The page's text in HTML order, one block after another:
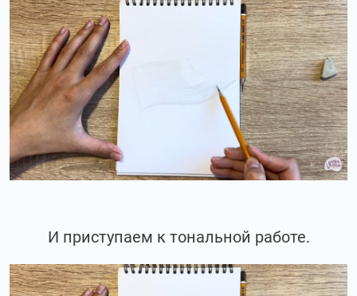
И приступаем к тональной работе.